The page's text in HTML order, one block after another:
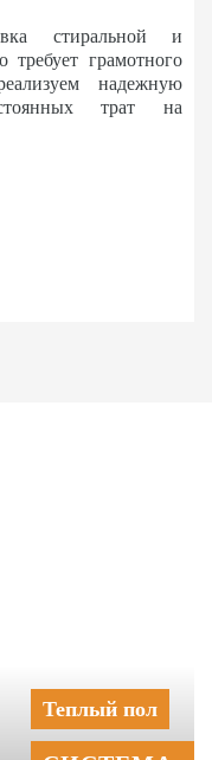
стиральной и
грамотного
надежную
трат на
Теплый пол